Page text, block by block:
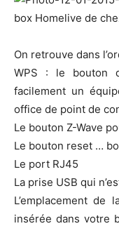
On retrouve dans
WPS : le bouton
facilement un
office de point de
Le bouton Z-Wave
Le bouton reset …
Le port RJ45
La prise USB qui
L’emplacement
insérée dans votre